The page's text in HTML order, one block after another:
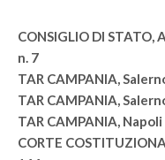
CONSIGLIO DI
n. 7
TAR CAMPANIA,
TAR CAMPANIA,
TAR CAMPANIA,
CORTE